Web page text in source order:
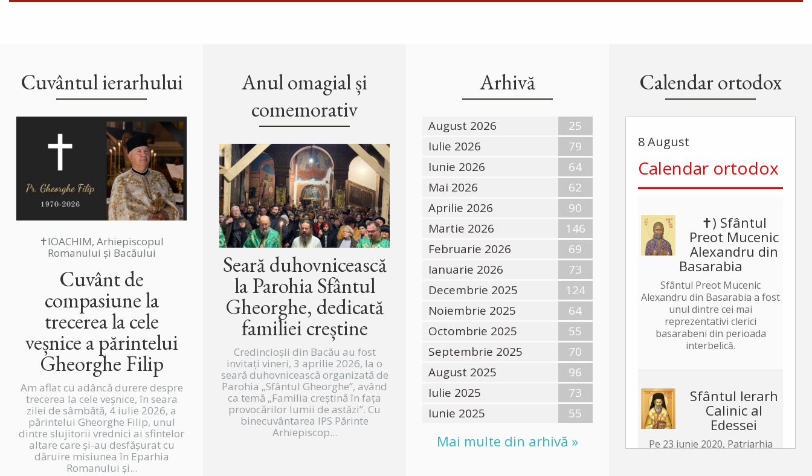
Cuvântul ierarhului
✝IOACHIM, Arhiepiscopul
Romanului și Bacăului
Cuvânt de
compasiune la
trecerea la cele
veșnice a părintelui
Gheorghe Filip
Am aflat cu adâncă durere despre
trecerea la cele veșnice, în seara
zilei de sâmbătă, 4 iulie 2026, a
părintelui Gheorghe Filip, unul
dintre slujitorii vrednici ai sfintelor
altare care și-au desfășurat cu
dăruire misiunea în Eparhia
Romanului și...
Anul omagial și
comemorativ
Seară duhovnicească
la Parohia Sfântul
Gheorghe, dedicată
familiei creștine
Credincioșii din Bacău au fost
invitați vineri, 3 aprilie 2026, la o
seară duhovnicească organizată de
Parohia „Sfântul Gheorghe”, având
ca temă „Familia creștină în fața
provocărilor lumii de astăzi”. Cu
binecuvântarea IPS Părinte
Arhiepiscop...
Arhivă
August 2026
25
Iulie 2026
79
Iunie 2026
64
Mai 2026
62
Aprilie 2026
90
Martie 2026
146
Februarie 2026
69
Ianuarie 2026
73
Decembrie 2025
124
Noiembrie 2025
64
Octombrie 2025
55
Septembrie 2025
70
August 2025
96
Iulie 2025
73
Iunie 2025
55
Mai multe din arhivă »
Calendar ortodox
8 August
Calendar ortodox
✝) Sfântul
Preot Mucenic
Alexandru din
Basarabia
Sfântul Preot Mucenic
Alexandru din Basarabia a fost
unul dintre cei mai
reprezentativi clerici
basarabeni din perioada
interbelică.
Sfântul Ierarh
Calinic al
Edessei
Pe 23 iunie 2020, Patriarhia